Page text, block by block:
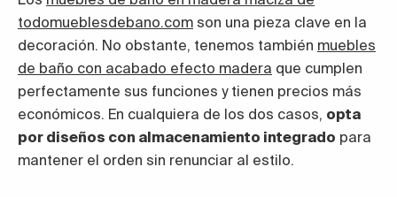
todomueblesdebano.com son una pieza clave en la
decoración. No obstante, tenemos también muebles
de baño con acabado efecto madera que cumplen
perfectamente sus funciones y tienen precios más
económicos. En cualquiera de los dos casos, opta
por diseños con almacenamiento integrado para
mantener el orden sin renunciar al estilo.